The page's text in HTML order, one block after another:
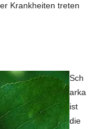
Krankheiten treten
Sch
arka
ist
die